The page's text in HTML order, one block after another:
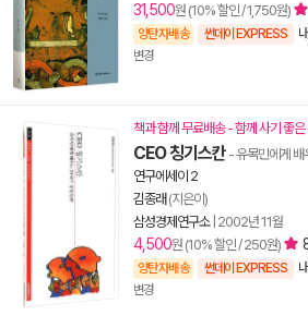
31,500원 (10% 할인 / 1,750원)
양탄자배송 썬데이 EXPRESS
변경
책과 함께 무료배송 - 함께 사기 좋은
CEO 칭기스칸 - 유목민에게 배
연구에세이 2
김종래 (지은이)
삼성경제연구소| 2002년 11월
4,500원 (10% 할인 / 250원)
양탄자배송 썬데이 EXPRESS
변경